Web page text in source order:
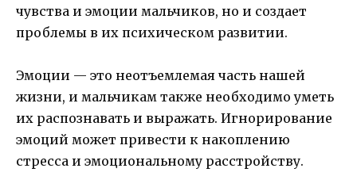
чувства и эмоции мальчиков, но и создает
проблемы в их психическом развитии.
Эмоции — это неотъемлемая часть нашей
жизни, и мальчикам также необходимо уметь
их распознавать и выражать. Игнорирование
эмоций может привести к накоплению
стресса и эмоциональному расстройству.